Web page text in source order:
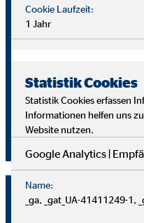
Als Berater in brauchst du
Überblick im Arbeitsalltag
um die Ziele deiner Kund
Starte auch du als OVB
Jetzt
Cookie Laufzeit:
1 Jahr
Statistik Cookies
Statistik Cookies erfassen
Informationen helfen uns
Website nutzen.
Google Analytics |
Name:
_ga, _gat_UA-41411249-1,